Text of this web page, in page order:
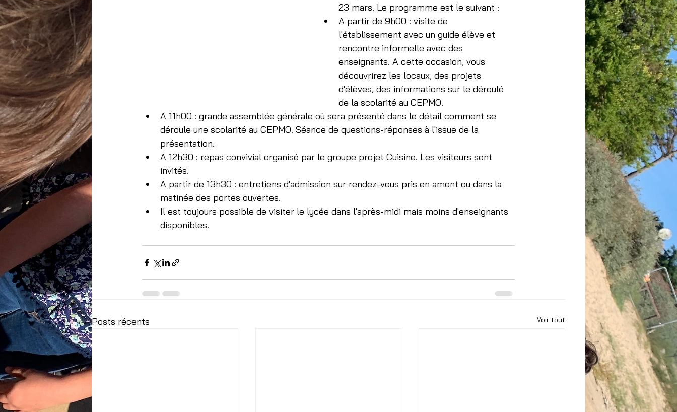
23 mars. Le programme est le suivant :
A partir de 9h00 : visite de
l'établissement avec un guide élève et
rencontre informelle avec des
enseignants. A cette occasion, vous
découvrirez les locaux, des projets
d'élèves, des informations sur le déroulé
de la scolarité au CEPMO.
A 11h00 : grande assemblée générale où sera présenté dans le détail comment se
déroule une scolarité au CEPMO. Séance de questions-réponses à l'issue de la
présentation.
A 12h30 : repas convivial organisé par le groupe projet Cuisine. Les visiteurs sont
invités.
A partir de 13h30 : entretiens d'admission sur rendez-vous pris en amont ou dans la
matinée des portes ouvertes.
Il est toujours possible de visiter le lycée dans l'après-midi mais moins d'enseignants
disponibles.
Posts récents Voir tout